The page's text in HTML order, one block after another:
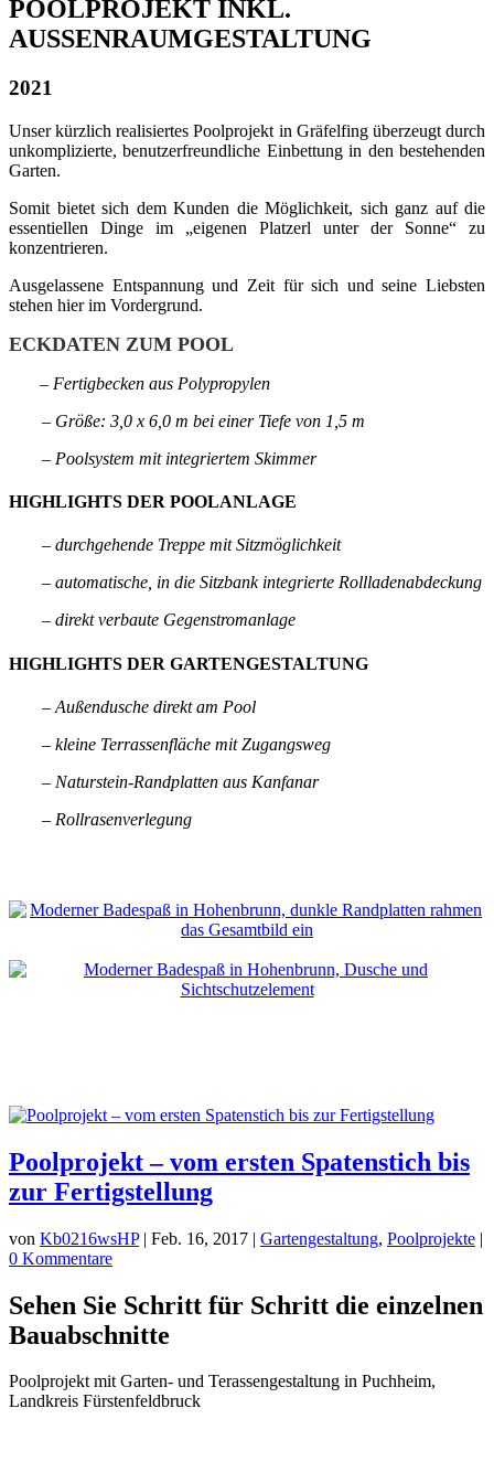
POOLPROJEKT INKL.
AUSSENRAUMGESTALTUNG
2021
Unser kürzlich realisiertes Poolprojekt in Gräfelfing überzeugt durch
unkomplizierte, benutzerfreundliche Einbettung in den bestehenden
Garten.
Somit bietet sich dem Kunden die Möglichkeit, sich ganz auf die
essentiellen Dinge im „eigenen Platzerl unter der Sonne“ zu
konzentrieren.
Ausgelassene Entspannung und Zeit für sich und seine Liebsten
stehen hier im Vordergrund.
ECKDATEN ZUM POOL
– Fertigbecken aus Polypropylen
– Größe: 3,0 x 6,0 m bei einer Tiefe von 1,5 m
– Poolsystem mit integriertem Skimmer
HIGHLIGHTS DER POOLANLAGE
– durchgehende Treppe mit Sitzmöglichkeit
– automatische, in die Sitzbank integrierte Rollladenabdeckung
– direkt verbaute Gegenstromanlage
HIGHLIGHTS DER GARTENGESTALTUNG
– Außendusche direkt am Pool
– kleine Terrassenfläche mit Zugangsweg
– Naturstein-Randplatten aus Kanfanar
– Rollrasenverlegung
Poolprojekt – vom ersten Spatenstich bis
zur Fertigstellung
von Kb0216wsHP| Feb. 16, 2017 | Gartengestaltung, Poolprojekte |
0 Kommentare
Sehen Sie Schritt für Schritt die einzelnen
Bauabschnitte
Poolprojekt mit Garten- und Terassengestaltung in Puchheim,
Landkreis Fürstenfeldbruck